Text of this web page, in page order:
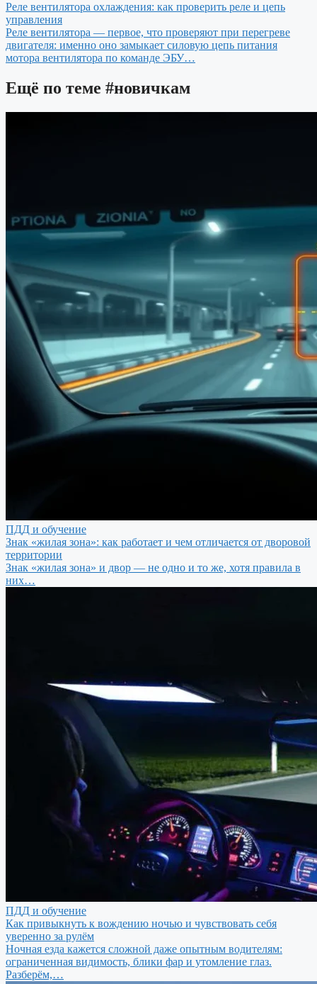
Реле вентилятора охлаждения: как проверить реле и цепь
управления
Реле вентилятора — первое, что проверяют при перегреве
двигателя: именно оно замыкает силовую цепь питания
мотора вентилятора по команде ЭБУ…
Ещё по теме #новичкам
ПДД и обучение
Знак «жилая зона»: как работает и чем отличается от дворовой
территории
Знак «жилая зона» и двор — не одно и то же, хотя правила в
них…
ПДД и обучение
Как привыкнуть к вождению ночью и чувствовать себя
уверенно за рулём
Ночная езда кажется сложной даже опытным водителям:
ограниченная видимость, блики фар и утомление глаз.
Разберём,…